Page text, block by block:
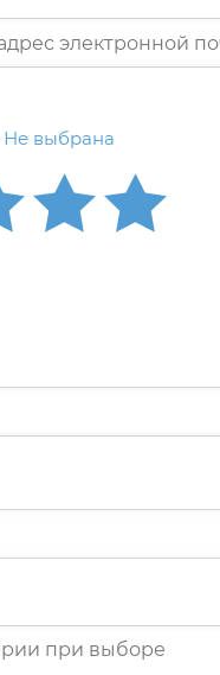
Не выбрана